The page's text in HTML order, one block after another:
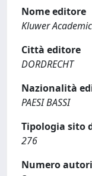
Nome editore
Kluwer
Città editore
DORDRECHT
Nazionalità
PAESI BASSI
Tipologia sito
276
Numero autori